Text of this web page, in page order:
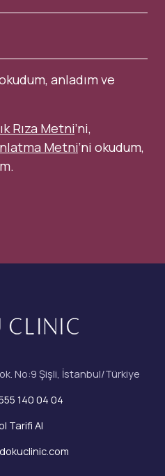
okudum, anladım ve
Rıza Metni’ni,
Metni’ni okudum,
No:9 Şişli, İstanbul/Türkiye
140 04 04
Tarifi Al